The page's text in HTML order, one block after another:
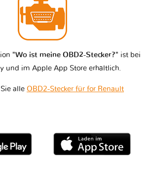
"Wo ist meine OBD2-Stecker?" ist bei
und im Apple App Store erhältlich.
alle OBD2-Stecker für for Renault